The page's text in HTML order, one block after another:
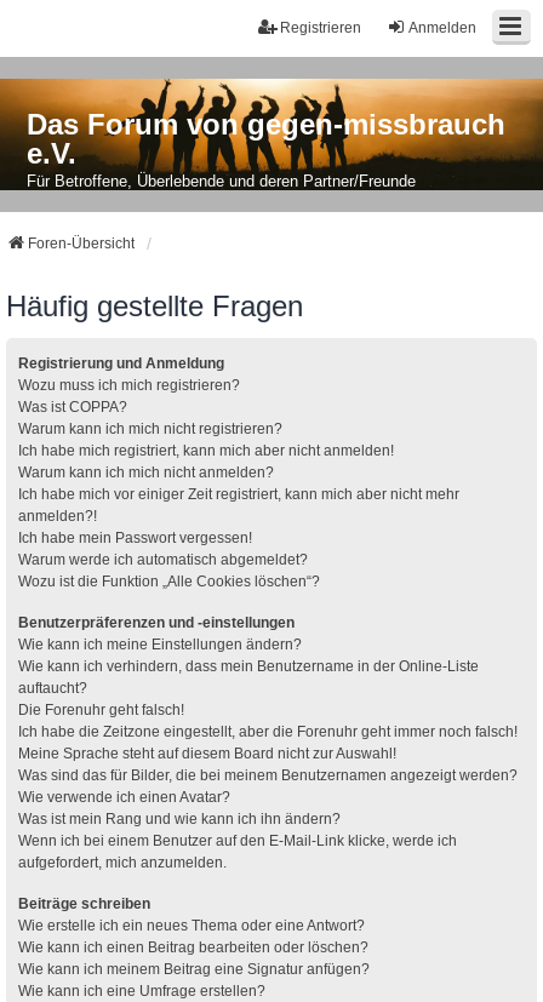
Anmelden
Registrieren
Das Forum von gegen-missbrauch
e.V.
Für Betroffene, Überlebende und deren Partner/Freunde
Foren-Übersicht
Häufig gestellte Fragen
Registrierung und Anmeldung
Wozu muss ich mich registrieren?
Was ist COPPA?
Warum kann ich mich nicht registrieren?
Ich habe mich registriert, kann mich aber nicht anmelden!
Warum kann ich mich nicht anmelden?
Ich habe mich vor einiger Zeit registriert, kann mich aber nicht mehr
anmelden?!
Ich habe mein Passwort vergessen!
Warum werde ich automatisch abgemeldet?
Wozu ist die Funktion „Alle Cookies löschen“?
Benutzerpräferenzen und -einstellungen
Wie kann ich meine Einstellungen ändern?
Wie kann ich verhindern, dass mein Benutzername in der Online-Liste
auftaucht?
Die Forenuhr geht falsch!
Ich habe die Zeitzone eingestellt, aber die Forenuhr geht immer noch falsch!
Meine Sprache steht auf diesem Board nicht zur Auswahl!
Was sind das für Bilder, die bei meinem Benutzernamen angezeigt werden?
Wie verwende ich einen Avatar?
Was ist mein Rang und wie kann ich ihn ändern?
Wenn ich bei einem Benutzer auf den E-Mail-Link klicke, werde ich
aufgefordert, mich anzumelden.
Beiträge schreiben
Wie erstelle ich ein neues Thema oder eine Antwort?
Wie kann ich einen Beitrag bearbeiten oder löschen?
Wie kann ich meinem Beitrag eine Signatur anfügen?
Wie kann ich eine Umfrage erstellen?